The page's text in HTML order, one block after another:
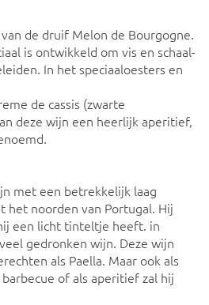
de druif Melon de Bourgogne.
is ontwikkeld om vis en schaal-
In het speciaaloesters en
de cassis (zwarte
deze wijn een heerlijk aperitief,
met een betrekkelijk laag
het noorden van Portugal. Hij
een licht tinteltje heeft. in
gedronken wijn. Deze wijn
als Paella. Maar ook als
of als aperitief zal hij